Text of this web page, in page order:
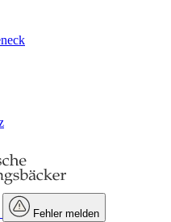
Fehler melden